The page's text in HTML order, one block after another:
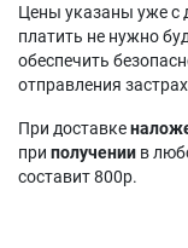
Цены указаны уже с
платить не нужно
обеспечить
отправления
При доставке
при получении в
составит 800р.